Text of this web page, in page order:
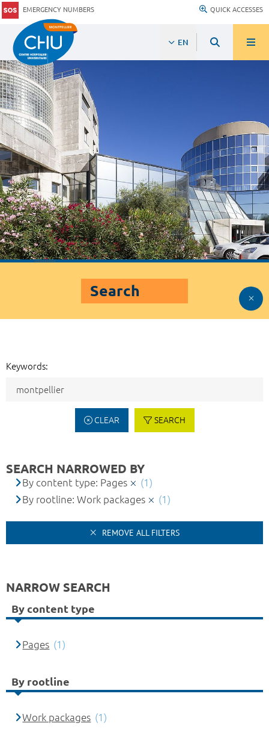
EMERGENCY NUMBERS QUICK ACCESSES
EN
Search
Keywords:
CLEAR SEARCH
SEARCH NARROWED BY
By content type: Pages
(1)
By rootline: Work packages
(1)
REMOVE ALL FILTERS
NARROW SEARCH
By content type
Pages (1)
By rootline
Work packages (1)